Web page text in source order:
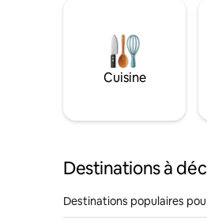
Cuisine
Destinations à
Destinations populaires